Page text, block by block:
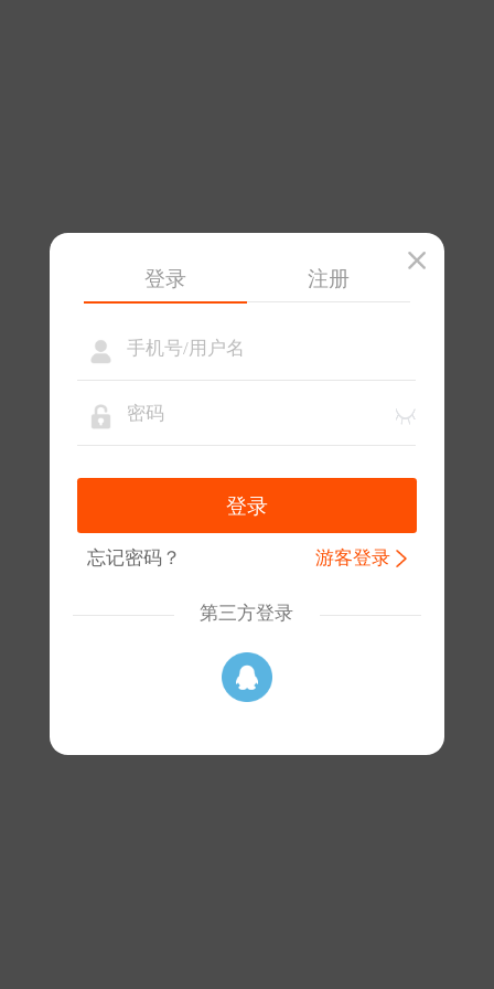
登录 注册
忘记密码？ 游客登录
第三方登录